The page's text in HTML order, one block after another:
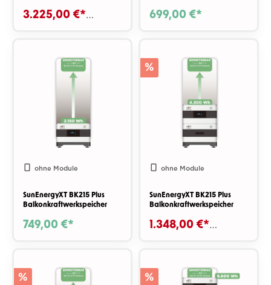
3.225,00 €* 699,00 €*
ohne Module
SunEnergyXT BK215 Plus
Balkonkraftwerkspeicher
749,00 €*
%
ohne Module
SunEnergyXT BK215 Plus
Balkonkraftwerkspeicher
1.348,00 €*
% %